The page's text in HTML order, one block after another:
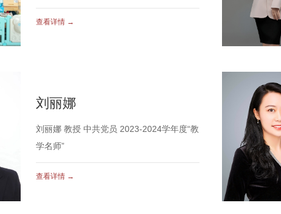
查看详情 →
刘丽娜
刘丽娜 教授 中共党员 2023-2024学年度“教
学名师”
查看详情 →